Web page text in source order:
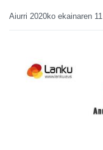
Aiurri 2020ko ekainaren 11